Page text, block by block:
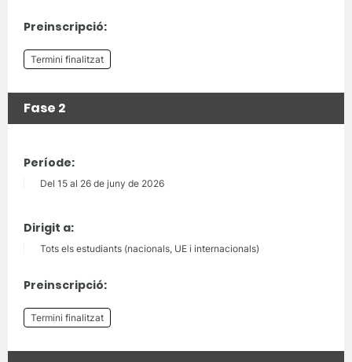
Preinscripció:
Termini finalitzat
Fase 2
Període:
Del 15 al 26 de juny de 2026
Dirigit a:
Tots els estudiants (nacionals, UE i internacionals)
Preinscripció:
Termini finalitzat